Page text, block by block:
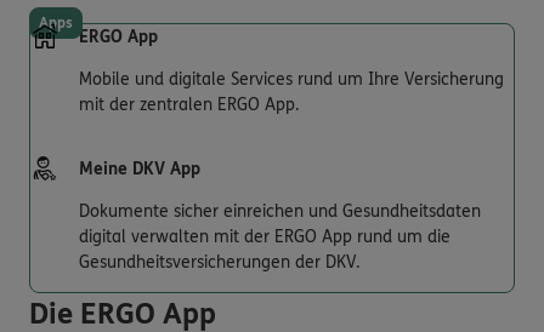
Apps
ERGO App
Mobile und digitale Services rund um Ihre Versicherung
mit der zentralen ERGO App.
Meine DKV App
Dokumente sicher einreichen und Gesundheitsdaten
digital verwalten mit der ERGO App rund um die
Gesundheitsversicherungen der DKV.
Die ERGO App